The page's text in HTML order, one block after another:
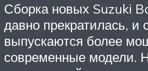
Сборка новых Suzuki
давно прекратилась, и
выпускаются более
современные модели.